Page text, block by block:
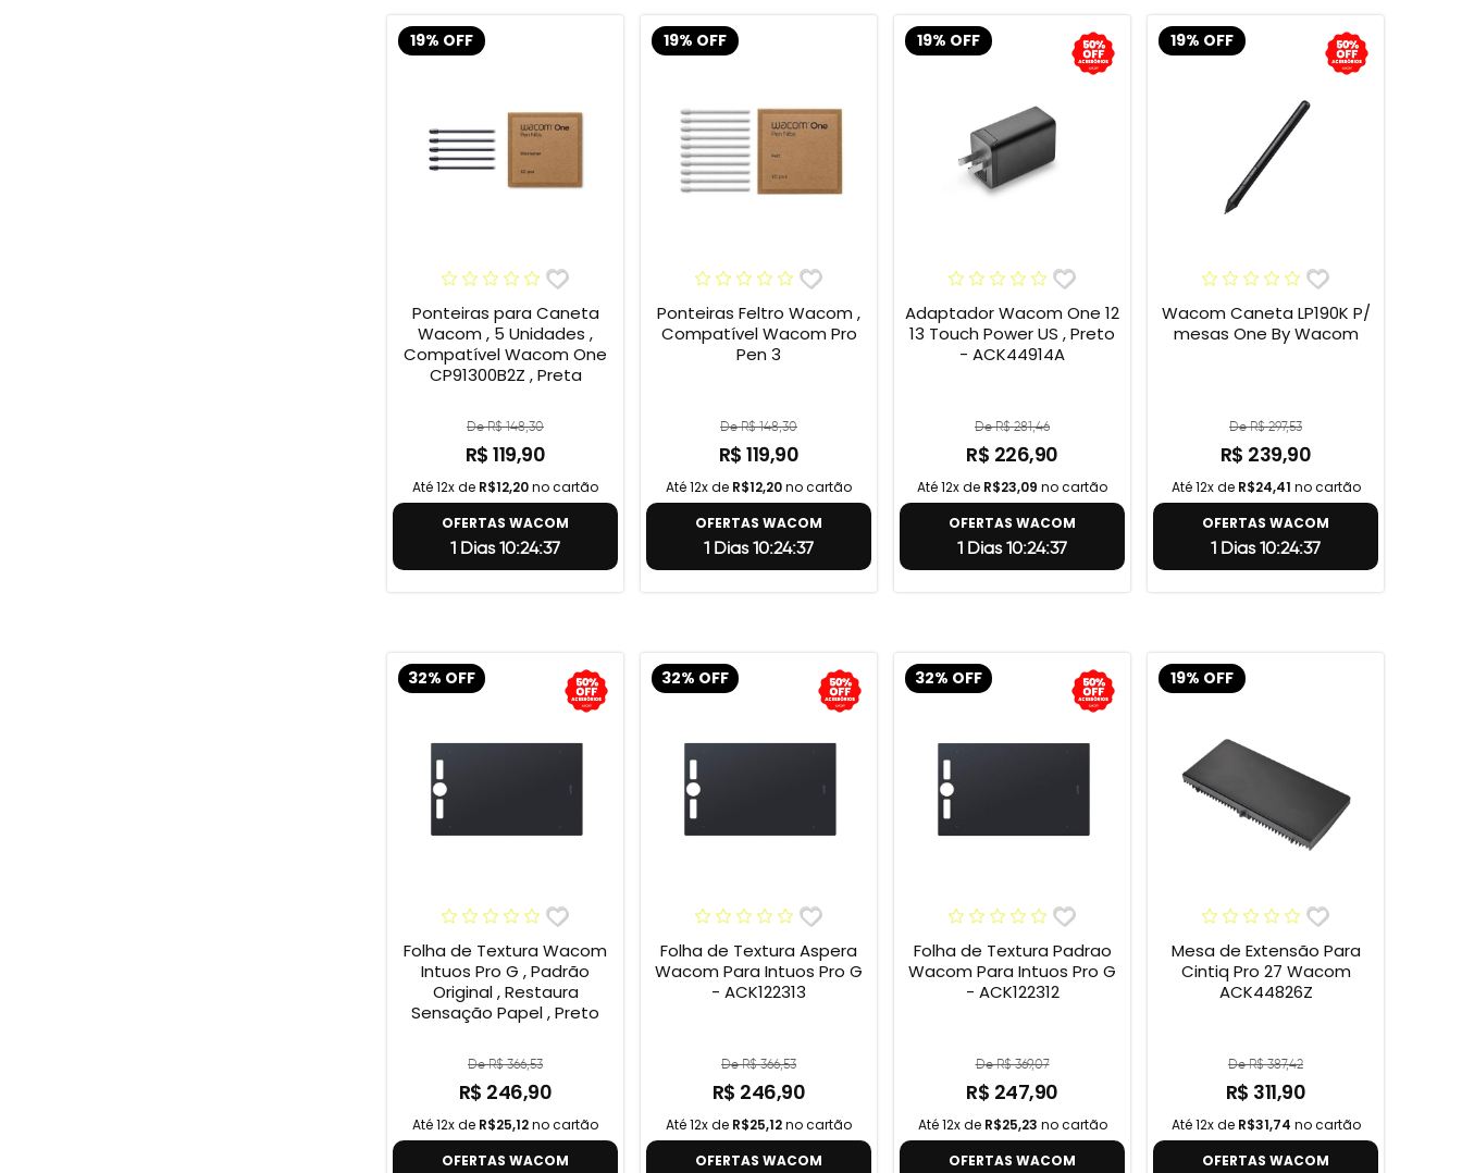
19% OFF
Ponteiras para Caneta
Wacom , 5 Unidades ,
Compatível Wacom One
CP91300B2Z , Preta
De R$ 148,30
R$ 119,90
Até 12x de R$12,20no cartão
OFERTAS WACOM
1 Dias 10:24:36
19% OFF
Ponteiras Feltro Wacom ,
Compatível Wacom Pro
Pen 3
De R$ 148,30
R$ 119,90
Até 12x de R$12,20no cartão
OFERTAS WACOM
1 Dias 10:24:36
19% OFF
Adaptador Wacom One 12
13 Touch Power US , Preto
- ACK44914A
De R$ 281,46
R$ 226,90
Até 12x de R$23,09 no cartão
OFERTAS WACOM
1 Dias 10:24:36
19% OFF
Wacom Caneta LP190K P/
mesas One By Wacom
De R$ 297,53
R$ 239,90
Até 12x de R$24,41 no cartão
OFERTAS WACOM
1 Dias 10:24:36
32% OFF
Folha de Textura Wacom
Intuos Pro G , Padrão
Original , Restaura
Sensação Papel , Preto
De R$ 366,53
R$ 246,90
Até 12x de R$25,12no cartão
OFERTAS WACOM
32% OFF
Folha de Textura Aspera
Wacom Para Intuos Pro G
- ACK122313
De R$ 366,53
R$ 246,90
Até 12x de R$25,12no cartão
OFERTAS WACOM
32% OFF
Folha de Textura Padrao
Wacom Para Intuos Pro G
- ACK122312
De R$ 369,07
R$ 247,90
Até 12x de R$25,23 no cartão
OFERTAS WACOM
19% OFF
Mesa de Extensão Para
Cintiq Pro 27 Wacom
ACK44826Z
De R$ 387,42
R$ 311,90
Até 12x de R$31,74 no cartão
OFERTAS WACOM